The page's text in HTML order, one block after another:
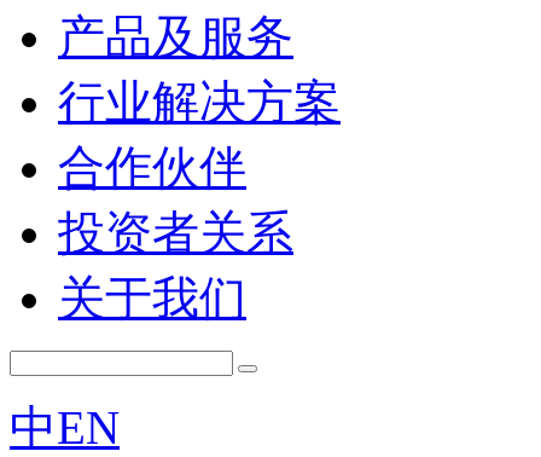
产品及服务
行业解决方案
合作伙伴
投资者关系
关于我们
中EN